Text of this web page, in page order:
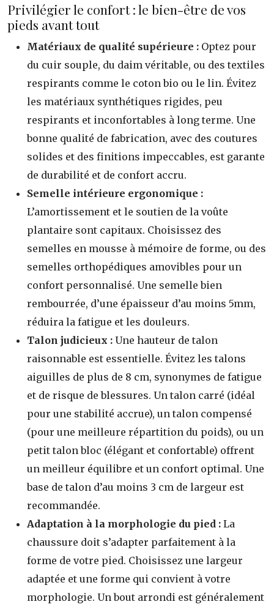
Privilégier le confort : le bien-être de vos
pieds avant tout
Matériaux de qualité supérieure : Optez pour
du cuir souple, du daim véritable, ou des textiles
respirants comme le coton bio ou le lin. Évitez
les matériaux synthétiques rigides, peu
respirants et inconfortables à long terme. Une
bonne qualité de fabrication, avec des coutures
solides et des finitions impeccables, est garante
de durabilité et de confort accru.
Semelle intérieure ergonomique :
L’amortissement et le soutien de la voûte
plantaire sont capitaux. Choisissez des
semelles en mousse à mémoire de forme, ou des
semelles orthopédiques amovibles pour un
confort personnalisé. Une semelle bien
rembourrée, d’une épaisseur d’au moins 5mm,
réduira la fatigue et les douleurs.
Talon judicieux : Une hauteur de talon
raisonnable est essentielle. Évitez les talons
aiguilles de plus de 8 cm, synonymes de fatigue
et de risque de blessures. Un talon carré (idéal
pour une stabilité accrue), un talon compensé
(pour une meilleure répartition du poids), ou un
petit talon bloc (élégant et confortable) offrent
un meilleur équilibre et un confort optimal. Une
base de talon d’au moins 3 cm de largeur est
recommandée.
Adaptation à la morphologie du pied : La
chaussure doit s’adapter parfaitement à la
forme de votre pied. Choisissez une largeur
adaptée et une forme qui convient à votre
morphologie. Un bout arrondi est généralement